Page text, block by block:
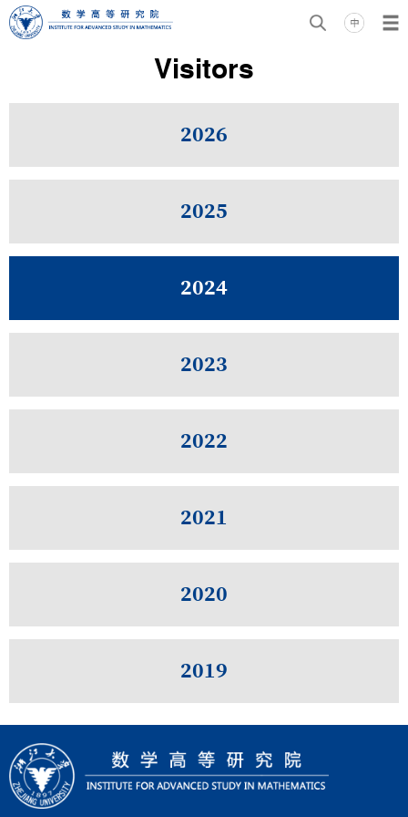
Visitors
2026
2025
2024
2023
2022
2021
2020
2019